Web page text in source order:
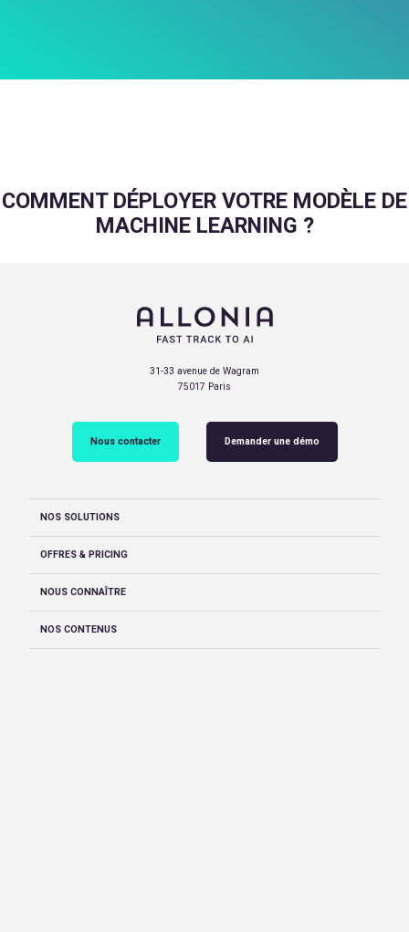
COMMENT DÉPLOYER VOTRE MODÈLE DE
MACHINE LEARNING ?
31-33 avenue de Wagram
75017 Paris
Nous contacter Demander une démo
NOS SOLUTIONS
OFFRES & PRICING
NOUS CONNAÎTRE
NOS CONTENUS